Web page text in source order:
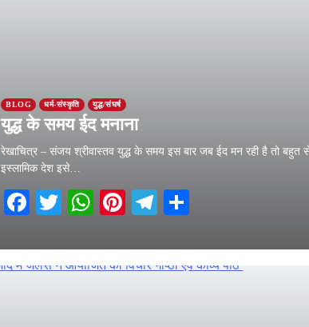
BLOG धर्म-संस्कृति युद्ध/संघर्ष
युद्ध के समय ईद मनाना
रेखाचित्र – संजय श्रीवास्तव युद्ध के समय इस बार जब ईद मन रही है तो बहुत
इस्लामिक देश इसे…
Facebook
TwitterWhatsApp
PinterestTelegram
22 March 2026